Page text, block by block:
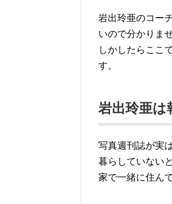
岩出玲亜のコー
いので分かりま
しかしたらここ
す。
岩出玲亜は
写真週刊誌が実
暮らしていない
家で一緒に住ん